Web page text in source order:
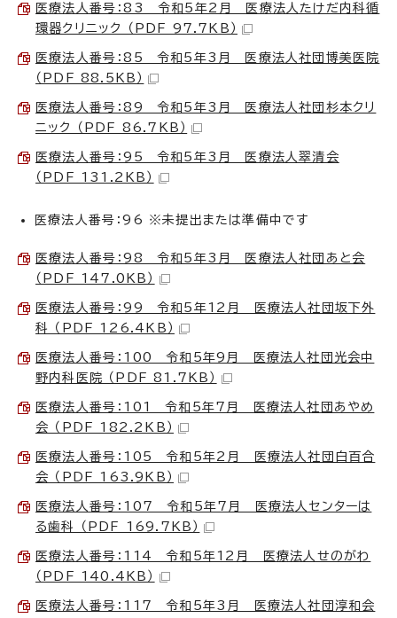
医療法人番号：83 令和5年2月 医療法人たけだ内科循
環器クリニック （PDF 97.7KB）
医療法人番号：85 令和5年3月 医療法人社団博美医院
（PDF 88.5KB）
医療法人番号：89 令和5年3月 医療法人社団杉本クリ
ニック （PDF 86.7KB）
医療法人番号：95 令和5年3月 医療法人翠清会
（PDF 131.2KB）
医療法人番号：96 ※未提出または準備中です
医療法人番号：98 令和5年3月 医療法人社団あと会
（PDF 147.0KB）
医療法人番号：99 令和5年12月 医療法人社団坂下外
科 （PDF 126.4KB）
医療法人番号：100 令和5年9月 医療法人社団光会中
野内科医院 （PDF 81.7KB）
医療法人番号：101 令和5年7月 医療法人社団あやめ
会 （PDF 182.2KB）
医療法人番号：105 令和5年2月 医療法人社団白百合
会 （PDF 163.9KB）
医療法人番号：107 令和5年7月 医療法人センターは
る歯科 （PDF 169.7KB）
医療法人番号：114 令和5年12月 医療法人せのがわ
（PDF 140.4KB）
医療法人番号：117 令和5年3月 医療法人社団淳和会